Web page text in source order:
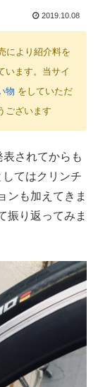
2019.10.08
により紹介料を
います。当サイ
物 をしていただ
ございます
されてからも
てはクリンチ
ンも加えてきま
振り返ってみま